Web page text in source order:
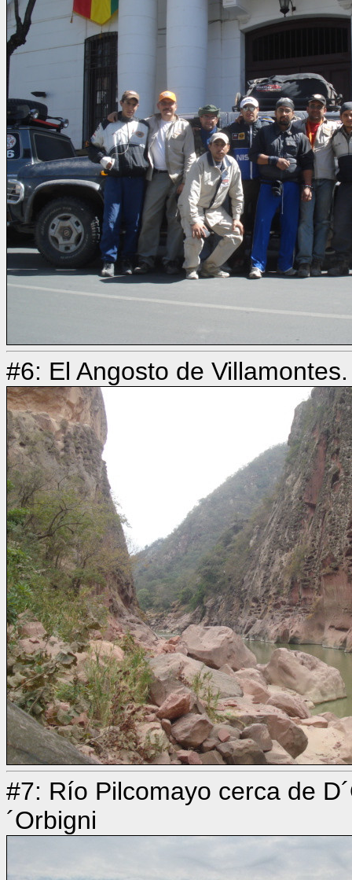
#6: El Angosto de
#7: Río Pilcomayo cerca de
´Orbigni